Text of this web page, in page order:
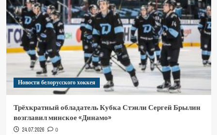
Новости белорусского хоккея
Трёхкратный обладатель Кубка Стэнли Сергей Брылин
возглавил минское «Динамо»
24.07.2026 0